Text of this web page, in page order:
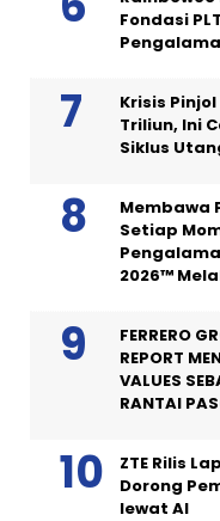
Fondasi
Krisis
Triliun, Ini
Siklus
Membawa
Setiap
2026™
FERRERO
REPORT
VALUES
RANTAI
ZTE Rilis
Dorong
lewat AI